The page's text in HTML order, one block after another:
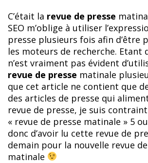
C’était la revue de presse
SEO m’oblige à utiliser
presse plusieurs fois afin d’être
les moteurs de recherche. Etant
n’est vraiment pas évident
revue de presse matinale
que cet article ne contient que
des articles de presse qui
revue de presse, je suis
« revue de presse matinale » 5
donc d’avoir lu cette revue de
demain pour la nouvelle revue
matinale